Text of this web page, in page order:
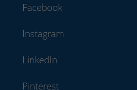
Facebook
Instagram
LinkedIn
Pinterest